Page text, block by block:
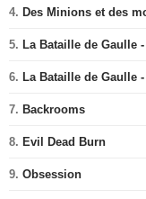
4. Des Minions et des
5. La Bataille de Gaulle
6. La Bataille de Gaulle
7. Backrooms
8. Evil Dead Burn
9. Obsession